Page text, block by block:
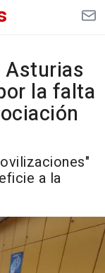
Asturias
la falta
a la